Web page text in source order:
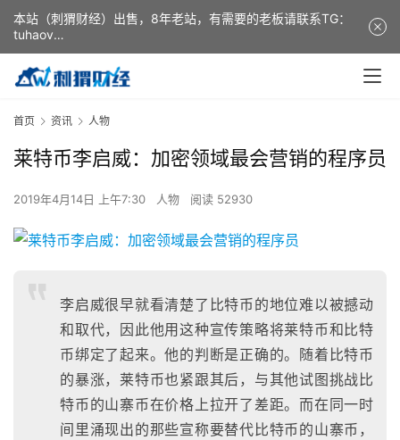
首页 资讯 人物
莱特币李启威：加密领域最会营销的程序员
2019年4月14日 上午7:30 人物 阅读 52930
李启威很早就看清楚了比特币的地位难以被撼动
和取代，因此他用这种宣传策略将莱特币和比特
币绑定了起来。他的判断是正确的。随着比特币
的暴涨，莱特币也紧跟其后，与其他试图挑战比
特币的山寨币在价格上拉开了差距。而在同一时
间里涌现出的那些宣称要替代比特币的山寨币，
本站（刺猬财经）出售，8年老站，有需要的老板请联系TG：
tuhaov
This website (ciweicaijing) is for sale. It is a 8-year-old
website. If you need it, please contact TG: tuhaov